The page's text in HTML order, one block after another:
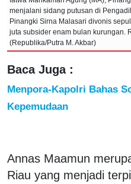
menjalani sidang putusan di
Pinangki Sirna Malasari divonis
juta subsider enam bulan kurungan.
(Republika/Putra M. Akbar)
Baca Juga :
Menpora-Kapolri Bahas
Kepemudaan
Annas Maamun
Riau yang menjadi